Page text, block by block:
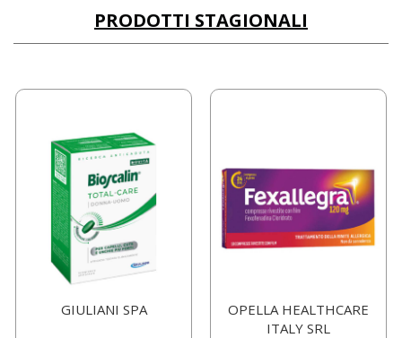
PRODOTTI STAGIONALI
GIULIANI SPA
OPELLA HEALTHCARE
ITALY SRL